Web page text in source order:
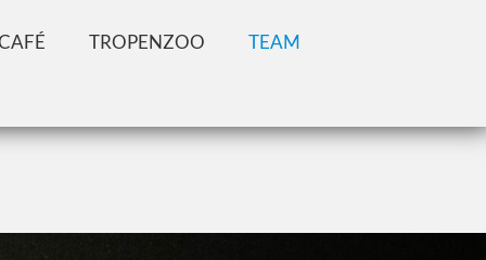
TROPENZOO TEAM